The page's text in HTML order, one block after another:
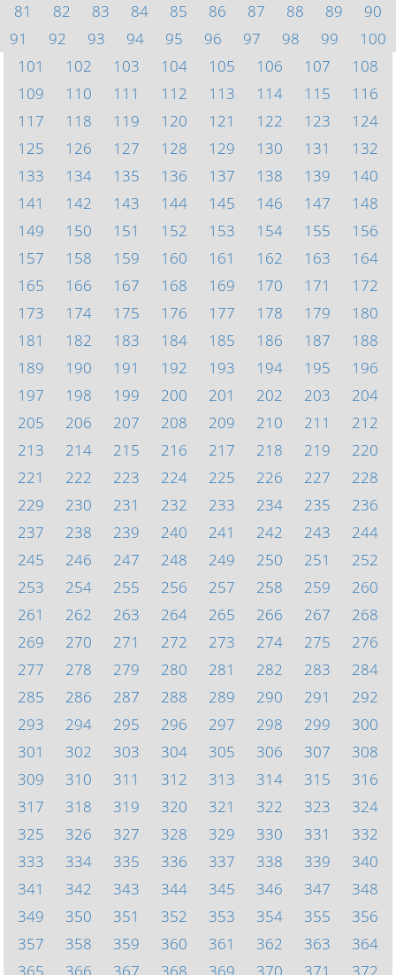
81
82 83 84 85 86 87 88 89
90
91
92 93 94 95 96 97 98 99
100
101
102 103 104 105 106 107
108
109
110 111 112 113 114 115
116
117
118 119 120 121 122 123
124
125
126 127 128 129 130 131
132
133
134 135 136 137 138 139
140
141
142 143 144 145 146 147
148
149
150 151 152 153 154 155
156
157
158 159 160 161 162 163
164
165
166 167 168 169 170 171
172
173
174 175 176 177 178 179
180
181
182 183 184 185 186 187
188
189
190 191 192 193 194 195
196
197
198 199 200 201 202 203
204
205
206 207 208 209 210 211
212
213
214 215 216 217 218 219
220
221
222 223 224 225 226 227
228
229
230 231 232 233 234 235
236
237
238 239 240 241 242 243
244
245
246 247 248 249 250 251
252
253
254 255 256 257 258 259
260
261
262 263 264 265 266 267
268
269
270 271 272 273 274 275
276
277
278 279 280 281 282 283
284
285
286 287 288 289 290 291
292
293
294 295 296 297 298 299
300
301
302 303 304 305 306 307
308
309
310 311 312 313 314 315
316
317
318 319 320 321 322 323
324
325
326 327 328 329 330 331
332
333
334 335 336 337 338 339
340
341
342 343 344 345 346 347
348
349
350 351 352 353 354 355
356
357
358 359 360 361 362 363
364